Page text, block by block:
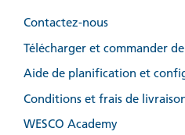
Contactez-nous
Télécharger et commander
Aide de planification et
Conditions et frais de
WESCO Academy